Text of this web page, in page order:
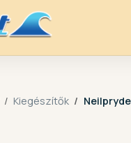
Kiegészítők